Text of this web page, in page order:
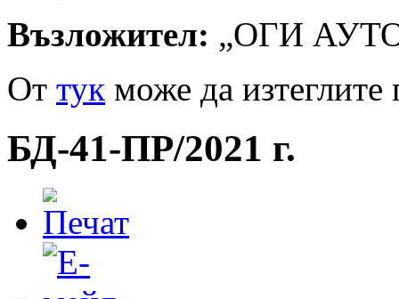
Възложител: „ОГИ
От тук може да
БД-41-ПР/2021 г.